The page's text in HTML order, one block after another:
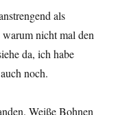
als
warum nicht mal den
da, ich habe
noch.
Weiße Bohnen